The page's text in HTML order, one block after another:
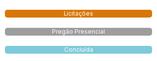
Licitações
Pregão Presencial
Concluída